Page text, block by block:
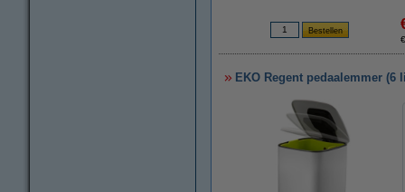
EKO Regent pedaalemmer (6